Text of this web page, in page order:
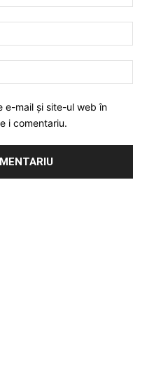
e-mail și site-ul web în
i comentariu.